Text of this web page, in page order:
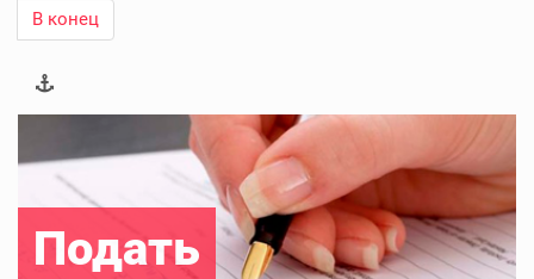
В конец
Подать